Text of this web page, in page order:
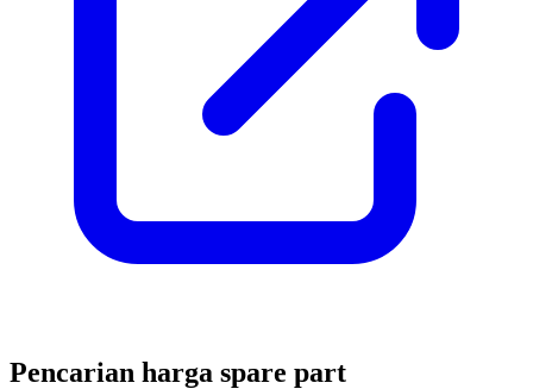
Pencarian harga spare part